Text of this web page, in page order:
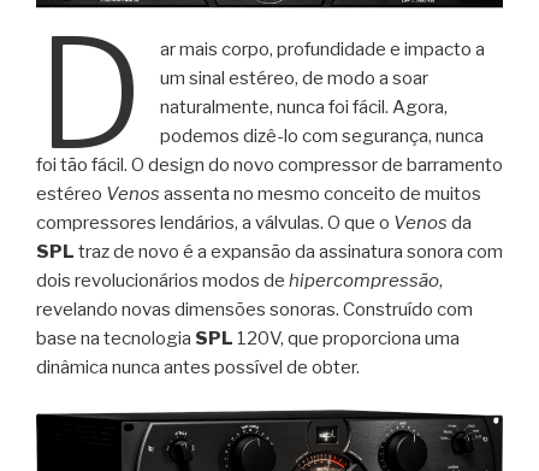
D
ar mais corpo, profundidade e impacto a
um sinal estéreo, de modo a soar
naturalmente, nunca foi fácil. Agora,
podemos dizê-lo com segurança, nunca
foi tão fácil. O design do novo compressor de barramento
estéreo Venos assenta no mesmo conceito de muitos
compressores lendários, a válvulas. O que o Venos da
SPL traz de novo é a expansão da assinatura sonora com
dois revolucionários modos de hipercompressão,
revelando novas dimensões sonoras. Construído com
base na tecnologia SPL 120V, que proporciona uma
dinâmica nunca antes possível de obter.